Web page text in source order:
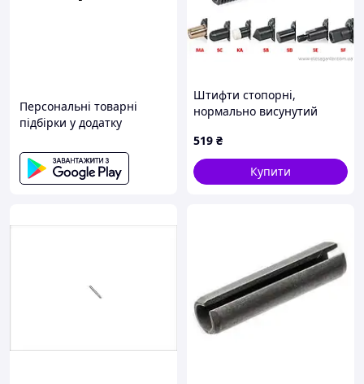
Персональні товарні
підбірки у додатку
Штифти стопорні,
нормально висунутий
наконечники GN 81700-5-
8-C-SC-ST
519 ₴
Купити